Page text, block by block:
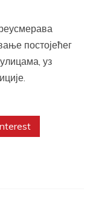
постојећег
уз